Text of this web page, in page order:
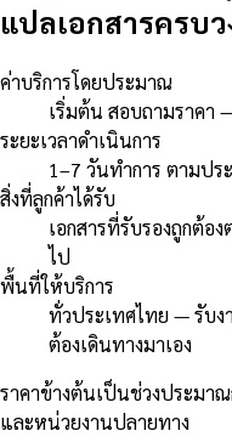
แปลเอกสารครบว
ค่าบริการโดยประมาณ
เริ่มต้น สอบถามราคา
ระยะเวลาดำเนินการ
1–7 วันทำการ ตามป
สิ่งที่ลูกค้าได้รับ
เอกสารที่รับรองถูกต้
ไป
พื้นที่ให้บริการ
ทั่วประเทศไทย — รับ
ต้องเดินทางมาเอง
ราคาข้างต้นเป็นช่วงประมา
และหน่วยงานปลายทาง